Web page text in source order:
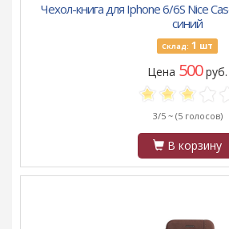
Чехол-книга для Iphone 6/6S Nice
синий
Склад: 1 шт
Цена 500руб.
3/5 ~ (5 голосов)
В корзину